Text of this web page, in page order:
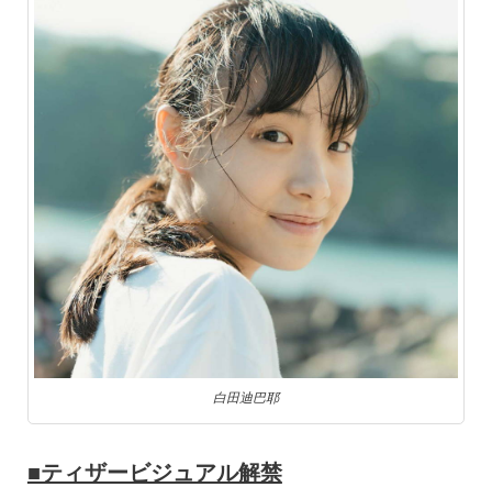
白田迪巴耶
■ティザービジュアル解禁